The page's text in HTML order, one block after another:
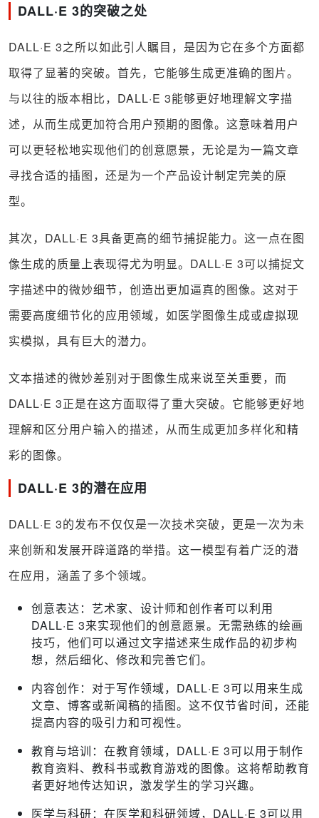
DALL·E 3的突破之处
DALL·E 3之所以如此引人瞩目，是因为它在多个方面都
取得了显著的突破。首先，它能够生成更准确的图片。
与以往的版本相比，DALL·E 3能够更好地理解文字描
述，从而生成更加符合用户预期的图像。这意味着用户
可以更轻松地实现他们的创意愿景，无论是为一篇文章
寻找合适的插图，还是为一个产品设计制定完美的原
型。
其次，DALL·E 3具备更高的细节捕捉能力。这一点在图
像生成的质量上表现得尤为明显。DALL·E 3可以捕捉文
字描述中的微妙细节，创造出更加逼真的图像。这对于
需要高度细节化的应用领域，如医学图像生成或虚拟现
实模拟，具有巨大的潜力。
文本描述的微妙差别对于图像生成来说至关重要，而
DALL·E 3正是在这方面取得了重大突破。它能够更好地
理解和区分用户输入的描述，从而生成更加多样化和精
彩的图像。
DALL·E 3的潜在应用
DALL·E 3的发布不仅仅是一次技术突破，更是一次为未
来创新和发展开辟道路的举措。这一模型有着广泛的潜
在应用，涵盖了多个领域。
创意表达：艺术家、设计师和创作者可以利用
DALL·E 3来实现他们的创意愿景。无需熟练的绘画
技巧，他们可以通过文字描述来生成作品的初步构
想，然后细化、修改和完善它们。
内容创作：对于写作领域，DALL·E 3可以用来生成
文章、博客或新闻稿的插图。这不仅节省时间，还能
提高内容的吸引力和可视性。
教育与培训：在教育领域，DALL·E 3可以用于制作
教育资料、教科书或教育游戏的图像。这将帮助教育
者更好地传达知识，激发学生的学习兴趣。
医学与科研：在医学和科研领域，DALL·E 3可以用